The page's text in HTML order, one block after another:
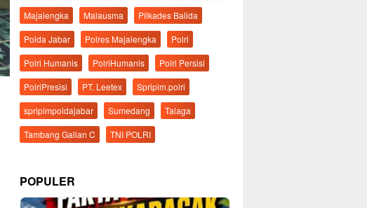
Majalengka
Malausma
Pilkades Balida
Polda Jabar
Polres Majalengka
Polri
Polri Humanis
PolriHumanis
Polri Persisi
PolriPresisi
PT. Leetex
Spripim.polri
spripimpoldajabar
Sumedang
Talaga
Tambang Galian C
TNI POLRI
POPULER